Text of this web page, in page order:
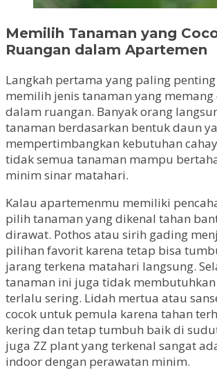
Memilih Tanaman yang
Ruangan dalam Apartemen
Langkah pertama yang paling
memilih jenis tanaman yang
dalam ruangan. Banyak orang
tanaman berdasarkan bentuk daun
mempertimbangkan kebutuhan
tidak semua tanaman mampu
minim sinar matahari.
Kalau apartemenmu memiliki
pilih tanaman yang dikenal tahan
dirawat. Pothos atau sirih gading
pilihan favorit karena tetap bisa
jarang terkena matahari langsung.
tanaman ini juga tidak
terlalu sering. Lidah mertua atau
cocok untuk pemula karena tahan
kering dan tetap tumbuh baik di
juga ZZ plant yang terkenal sangat
indoor dengan perawatan minim.